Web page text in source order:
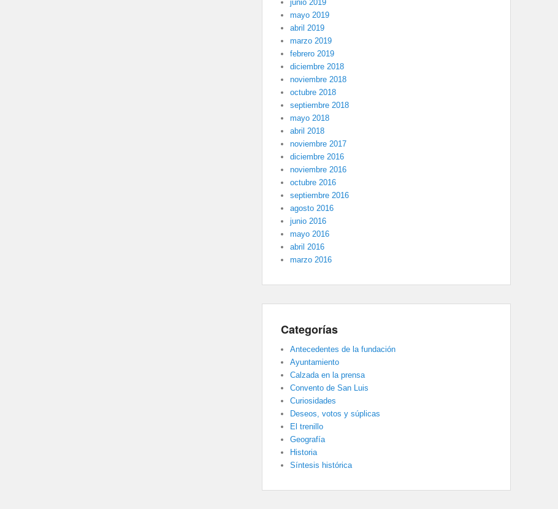
junio 2019
mayo 2019
abril 2019
marzo 2019
febrero 2019
diciembre 2018
noviembre 2018
octubre 2018
septiembre 2018
mayo 2018
abril 2018
noviembre 2017
diciembre 2016
noviembre 2016
octubre 2016
septiembre 2016
agosto 2016
junio 2016
mayo 2016
abril 2016
marzo 2016
Categorías
Antecedentes de la fundación
Ayuntamiento
Calzada en la prensa
Convento de San Luis
Curiosidades
Deseos, votos y súplicas
El trenillo
Geografía
Historia
Síntesis histórica